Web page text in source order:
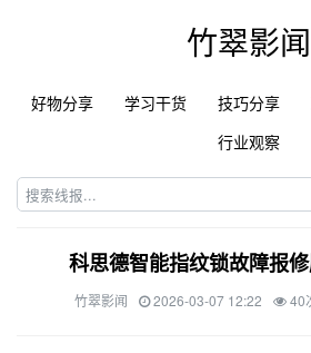
竹翠影闻
好物分享 学习干货 技巧分享
行业观察
科思德智能指纹锁故障报
竹翠影闻 2026-03-07 12:22 40